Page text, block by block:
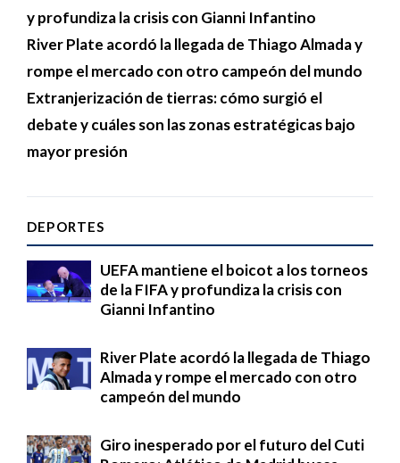
y profundiza la crisis con Gianni Infantino
River Plate acordó la llegada de Thiago Almada y
rompe el mercado con otro campeón del mundo
Extranjerización de tierras: cómo surgió el
debate y cuáles son las zonas estratégicas bajo
mayor presión
DEPORTES
UEFA mantiene el boicot a los torneos
de la FIFA y profundiza la crisis con
Gianni Infantino
River Plate acordó la llegada de Thiago
Almada y rompe el mercado con otro
campeón del mundo
Giro inesperado por el futuro del Cuti